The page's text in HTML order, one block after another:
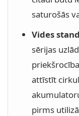
saturošās
Vides
sērijas
attīstīt
pirms